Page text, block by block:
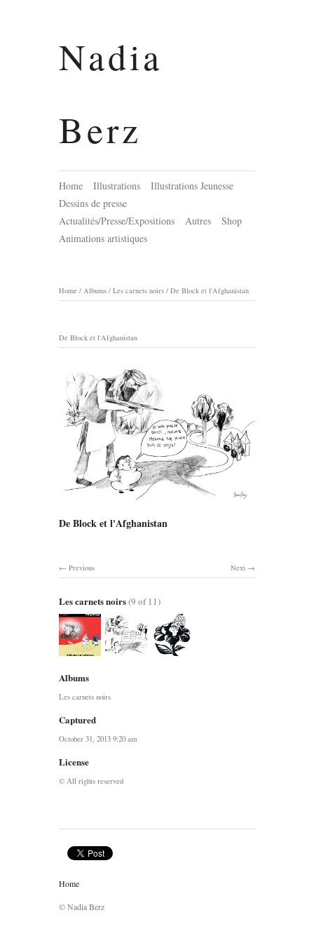
Nadia
Berz
Home Illustrations
Illustrations Jeunesse
Dessins de presse
Actualités/Presse/Expositions
Autres
Shop
Animations artistiques
Home / Albums / Les carnets noirs / De Block et l'Afghanistan
De Block et l'Afghanistan
De Block et l'Afghanistan
Next
Previous
Les carnets noirs(9 of 11)
Albums
Les carnets noirs
Captured
October 31, 2013 9:20 am
License
© All rights reserved
Home
© Nadia Berz